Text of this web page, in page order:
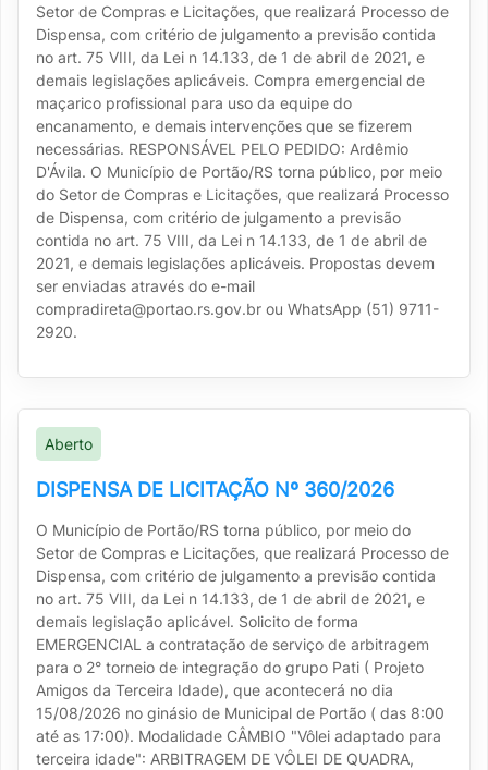
Setor de Compras e Licitações, que realizará Processo de
Dispensa, com critério de julgamento a previsão contida
no art. 75 VIII, da Lei n 14.133, de 1 de abril de 2021, e
demais legislações aplicáveis. Compra emergencial de
maçarico profissional para uso da equipe do
encanamento, e demais intervenções que se fizerem
necessárias. RESPONSÁVEL PELO PEDIDO: Ardêmio
D'Ávila. O Município de Portão/RS torna público, por meio
do Setor de Compras e Licitações, que realizará Processo
de Dispensa, com critério de julgamento a previsão
contida no art. 75 VIII, da Lei n 14.133, de 1 de abril de
2021, e demais legislações aplicáveis. Propostas devem
ser enviadas através do e-mail
compradireta@portao.rs.gov.br ou WhatsApp (51) 9711-
2920.
Aberto
DISPENSA DE LICITAÇÃO Nº 360/2026
O Município de Portão/RS torna público, por meio do
Setor de Compras e Licitações, que realizará Processo de
Dispensa, com critério de julgamento a previsão contida
no art. 75 VIII, da Lei n 14.133, de 1 de abril de 2021, e
demais legislação aplicável. Solicito de forma
EMERGENCIAL a contratação de serviço de arbitragem
para o 2° torneio de integração do grupo Pati ( Projeto
Amigos da Terceira Idade), que acontecerá no dia
15/08/2026 no ginásio de Municipal de Portão ( das 8:00
até as 17:00). Modalidade CÂMBIO "Vôlei adaptado para
terceira idade": ARBITRAGEM DE VÔLEI DE QUADRA,